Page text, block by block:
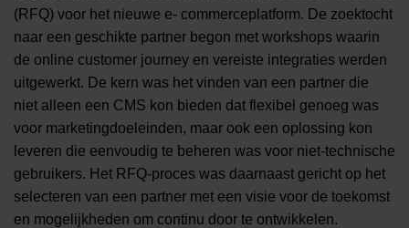
(RFQ) voor het nieuwe e- commerceplatform. De zoektocht
naar een geschikte partner begon met workshops waarin
de online customer journey en vereiste integraties werden
uitgewerkt. De kern was het vinden van een partner die
niet alleen een CMS kon bieden dat flexibel genoeg was
voor marketingdoeleinden, maar ook een oplossing kon
leveren die eenvoudig te beheren was voor niet-technische
gebruikers. Het RFQ-proces was daarnaast gericht op het
selecteren van een partner met een visie voor de toekomst
en mogelijkheden om continu door te ontwikkelen​.